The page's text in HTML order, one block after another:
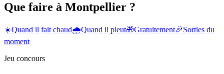
Que faire à Montpellier ?
☀️Quand il fait chaud🌧️Quand il pleut🎁Gratuitement🎉Sorties du
moment
Jeu concours